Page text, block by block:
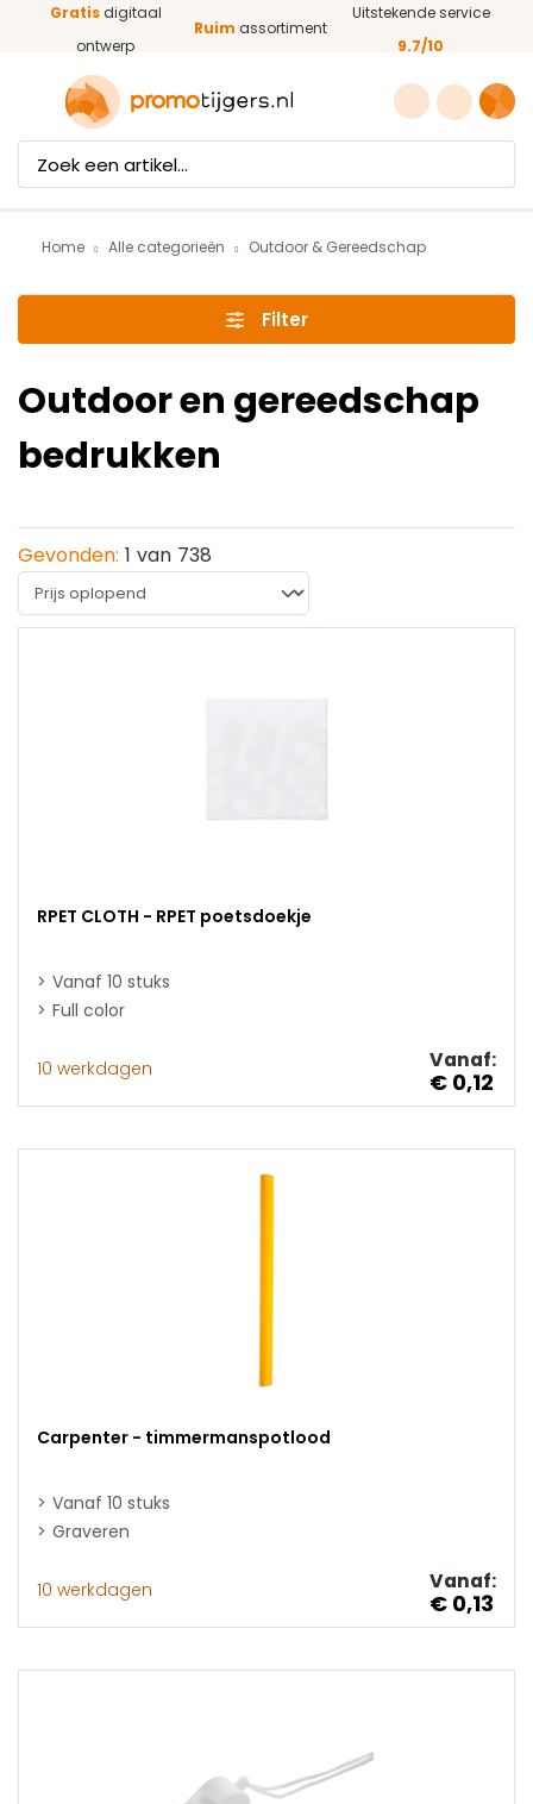
Ga naar de hoofdinhoud
Gratisdigitaal
ontwerp
Ruim assortiment
Uitstekende service
9.7/10
Home Alle categorieën Outdoor & Gereedschap
Filter
Outdoor en gereedschap
bedrukken
Gevonden: 1 van 738
RPET CLOTH - RPET poetsdoekje
Vanaf 10 stuks
Full color
10 werkdagen Vanaf:
€ 0,12
Carpenter - timmermanspotlood
Vanaf 10 stuks
Graveren
10 werkdagen Vanaf:
€ 0,13